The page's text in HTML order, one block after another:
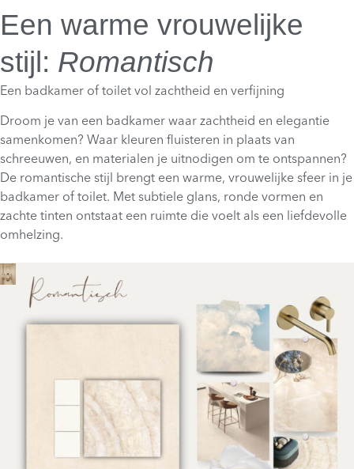
Een warme vrouwelijke
stijl: Romantisch
Een badkamer of toilet vol zachtheid en verfijning
Droom je van een badkamer waar zachtheid en elegantie
samenkomen? Waar kleuren fluisteren in plaats van
schreeuwen, en materialen je uitnodigen om te ontspannen?
De romantische stijl brengt een warme, vrouwelijke sfeer in je
badkamer of toilet. Met subtiele glans, ronde vormen en
zachte tinten ontstaat een ruimte die voelt als een liefdevolle
omhelzing.